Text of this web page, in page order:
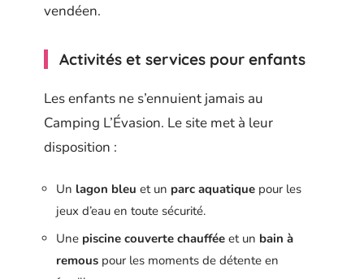
vendéen.
Activités et services pour enfants
Les enfants ne s’ennuient jamais au
Camping L’Évasion. Le site met à leur
disposition :
Un lagon bleu et un parc aquatique pour les
jeux d’eau en toute sécurité.
Une piscine couverte chauffée et un bain à
remous pour les moments de détente en